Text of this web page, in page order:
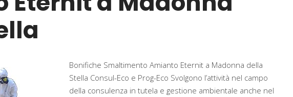
Bonifiche Smaltimento Amianto Eternit a Madonna della
Stella Consul-Eco e Prog-Eco Svolgono l’attività nel campo
della consulenza in tutela e gestione ambientale anche nel